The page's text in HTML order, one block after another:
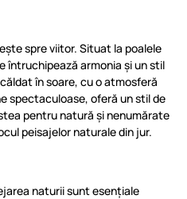
spre viitor. Situat la poalele
întruchipează armonia și un stil
în soare, cu o atmosferă
spectaculoase, oferă un stil de
pentru natură și nenumărate
peisajelor naturale din jur.
naturii sunt esențiale